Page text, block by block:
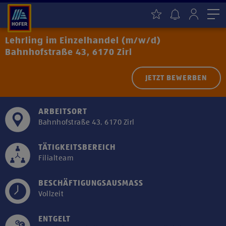
Lehrling im Einzelhandel (m/w/d)
Bahnhofstraße 43, 6170 Zirl
JETZT BEWERBEN
ARBEITSORT
Bahnhofstraße 43, 6170 Zirl
TÄTIGKEITSBEREICH
Filialteam
BESCHÄFTIGUNGSAUSMASS
Vollzeit
ENTGELT